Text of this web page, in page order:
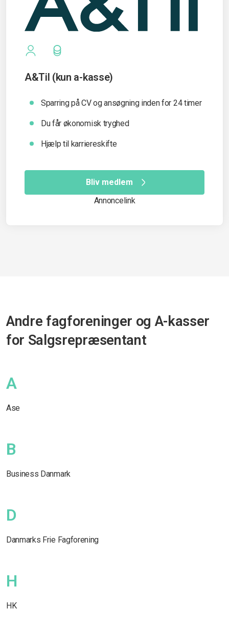
A&Til (kun a-kasse)
Sparring på CV og ansøgning inden for 24 timer
Du får økonomisk tryghed
Hjælp til karriereskifte
Bliv medlem
Annoncelink
Andre fagforeninger og A-kasser
for Salgsrepræsentant
A
Ase
B
Business Danmark
D
Danmarks Frie Fagforening
H
HK